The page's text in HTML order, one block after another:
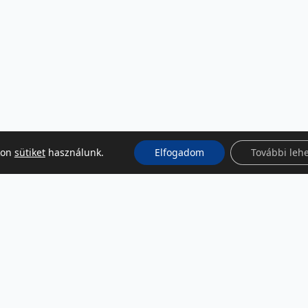
sütikethasználunk. Elfogadom További